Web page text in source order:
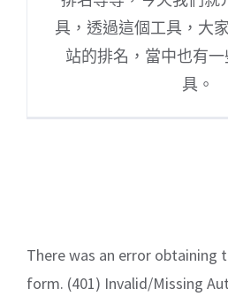
具，透過這個工具，大
站的排名，當中也有一
具。
There was an error obtaining
form. (401) Invalid/Missing